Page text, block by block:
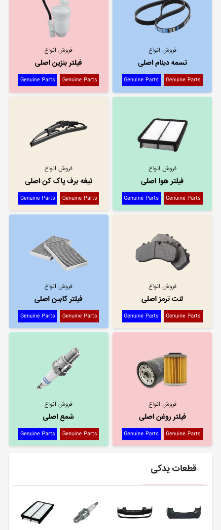
فروش انواع
تسمه دینام اصلی
Genuine Parts
Genuine Parts
فروش انواع
فیلتر بنزین اصلی
Genuine Parts
Genuine Parts
فروش انواع
فیلتر هوا اصلی
Genuine Parts
Genuine Parts
فروش انواع
تیغه برف پاک کن اصلی
Genuine Parts
Genuine Parts
فروش انواع
لنت ترمز اصلی
Genuine Parts
Genuine Parts
فروش انواع
فیلتر کابین اصلی
Genuine Parts
Genuine Parts
فروش انواع
فیلتر روغن اصلی
Genuine Parts
Genuine Parts
فروش انواع
شمع اصلی
Genuine Parts
Genuine Parts
قطعات یدکی